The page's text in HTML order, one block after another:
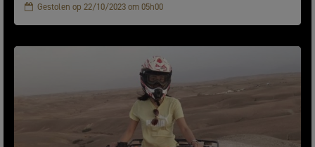
Gestolen op 22/10/2023 om 05h00